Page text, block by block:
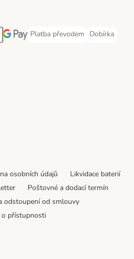
Method
Payment Method
Google Pay Payment Method
Platba převodem
Platba převodem Payment
Dobírka
Dobírka
osobních údajů
Likvidace baterií
Poštovné a dodací termín
odstoupení od smlouvy
o přístupnosti